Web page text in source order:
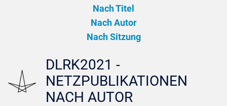
Nach Titel
Nach Autor
Nach Sitzung
DLRK2021 -
NETZPUBLIKATIONEN
NACH AUTOR